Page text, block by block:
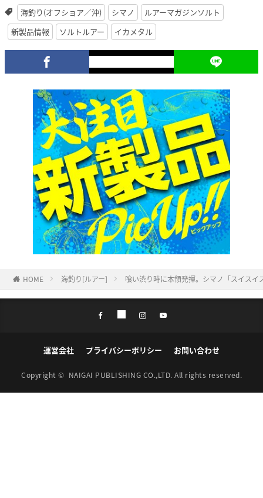
海釣り(オフショア／沖) シマノ
ルアーマガジンソルト
新製品情報
ソルトルアー イカメタル
HOME 海釣り[ルアー] 喰い渋り時に本領発揮。シマノ「スイス
運営会社 プライバシーポリシー お問い合わせ
Copyright © NAIGAI PUBLISHING CO.,LTD. All rights reserved.